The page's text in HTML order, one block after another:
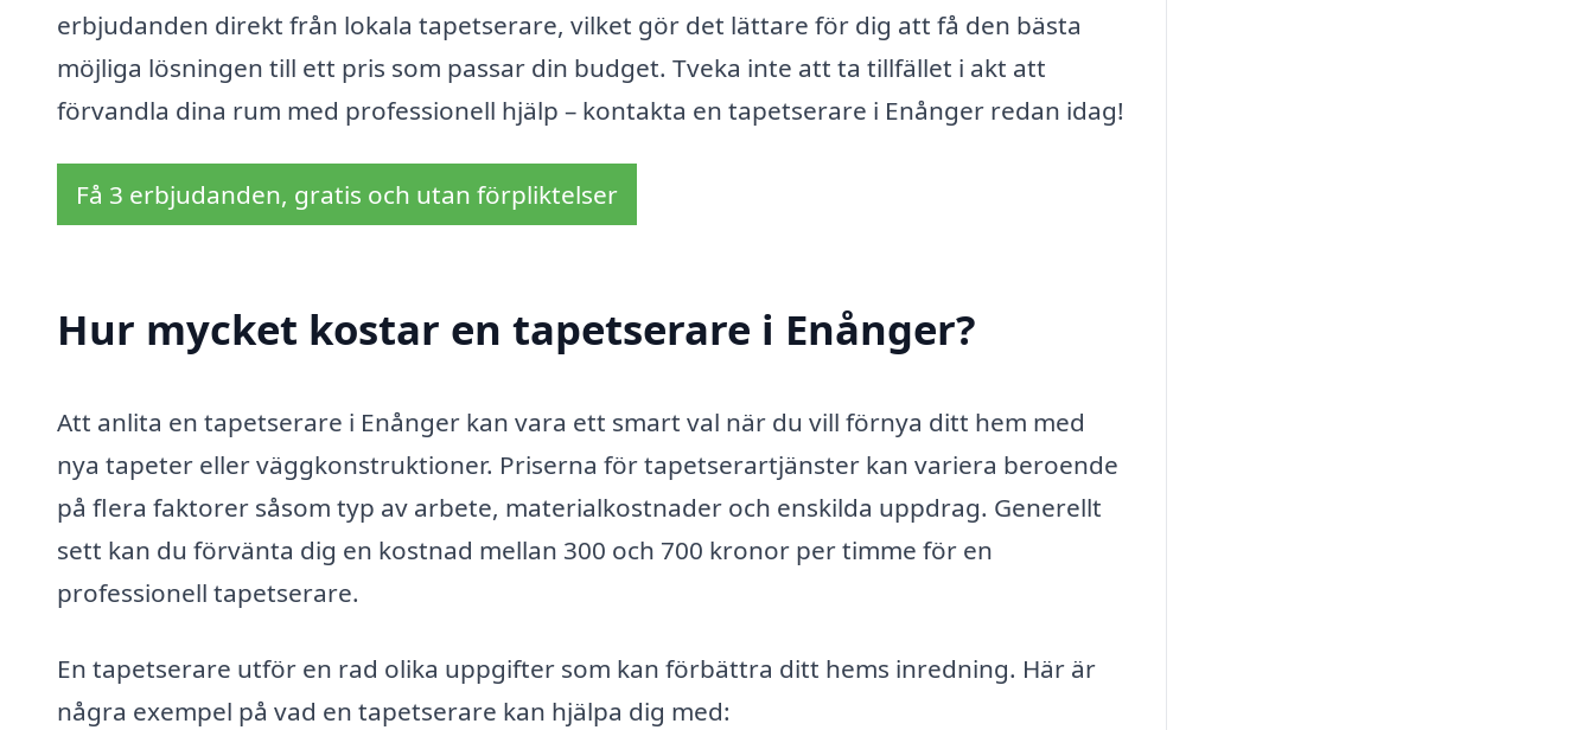
erbjudanden direkt från lokala tapetserare, vilket gör det lättare för dig att få den bästa
möjliga lösningen till ett pris som passar din budget. Tveka inte att ta tillfället i akt att
förvandla dina rum med professionell hjälp – kontakta en tapetserare i Enånger redan idag!
Få 3 erbjudanden, gratis och utan förpliktelser
Hur mycket kostar en tapetserare i Enånger?
Att anlita en tapetserare i Enånger kan vara ett smart val när du vill förnya ditt hem med
nya tapeter eller väggkonstruktioner. Priserna för tapetserartjänster kan variera beroende
på flera faktorer såsom typ av arbete, materialkostnader och enskilda uppdrag. Generellt
sett kan du förvänta dig en kostnad mellan 300 och 700 kronor per timme för en
professionell tapetserare.
En tapetserare utför en rad olika uppgifter som kan förbättra ditt hems inredning. Här är
några exempel på vad en tapetserare kan hjälpa dig med: